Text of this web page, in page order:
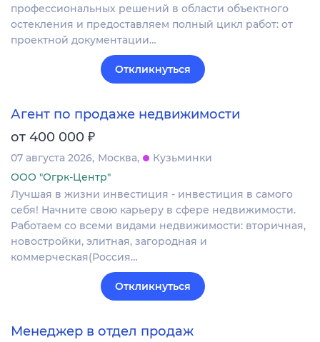
профессиональных решений в области объектного
остекления и предоставляем полный цикл работ: от
проектной документации…
Откликнуться
Агент по продаже недвижимости
от 400 000 ₽
07 августа 2026 Москва
Кузьминки
ООО "Огрк-Центр"
Лучшая в жизни инвестиция - инвестиция в самого
себя! Начните свою карьеру в сфере недвижимости.
Работаем со всеми видами недвижимости: вторичная,
новостройки, элитная, загородная и
коммерческая(Россия…
Откликнуться
Менеджер в отдел продаж